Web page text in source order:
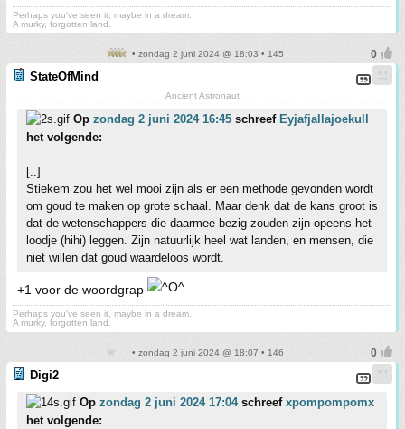
Perhaps you've seen it, maybe in a dream.
A murky, forgotten land.
• zondag 2 juni 2024 @ 18:03 • 145
StateOfMind
Ancient Astronaut
Op zondag 2 juni 2024 16:45 schreef Eyjafjallajoekull
het volgende:
[..]
Stiekem zou het wel mooi zijn als er een methode gevonden wordt
om goud te maken op grote schaal. Maar denk dat de kans groot is
dat de wetenschappers die daarmee bezig zouden zijn opeens het
loodje (hihi) leggen. Zijn natuurlijk heel wat landen, en mensen, die
niet willen dat goud waardeloos wordt.
+1 voor de woordgrap
Perhaps you've seen it, maybe in a dream.
A murky, forgotten land.
• zondag 2 juni 2024 @ 18:07 • 146
Digi2
Op zondag 2 juni 2024 17:04schreef xpompompomx
het volgende: